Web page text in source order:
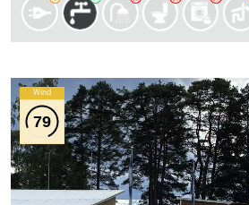
Wind
79